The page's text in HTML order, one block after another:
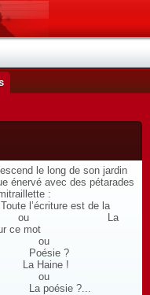
le long de son jardin
énervé avec des pétarades
:
est de la
ou La
ce mot
?
!
?...